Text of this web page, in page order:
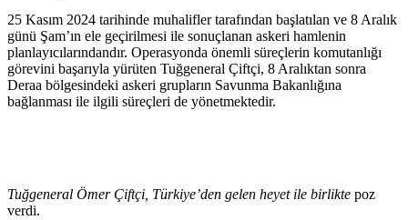
25 Kasım 2024 tarihinde muhalifler tarafından başlatılan ve 8 Aralık
günü Şam’ın ele geçirilmesi ile sonuçlanan askeri hamlenin
planlayıcılarındandır. Operasyonda önemli süreçlerin komutanlığı
görevini başarıyla yürüten Tuğgeneral Çiftçi, 8 Aralıktan sonra
Deraa bölgesindeki askeri grupların Savunma Bakanlığına
bağlanması ile ilgili süreçleri de yönetmektedir.
Tuğgeneral Ömer Çiftçi, Türkiye’den gelen heyet ile birlikte poz
verdi.